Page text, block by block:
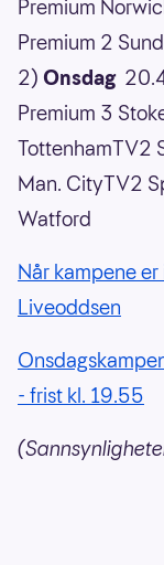
Premium
Premium 2
2) Onsdag
Premium 3
TottenhamTV2
Man. CityTV2
Watford
Når kampene
Liveoddsen
- frist kl. 19.55